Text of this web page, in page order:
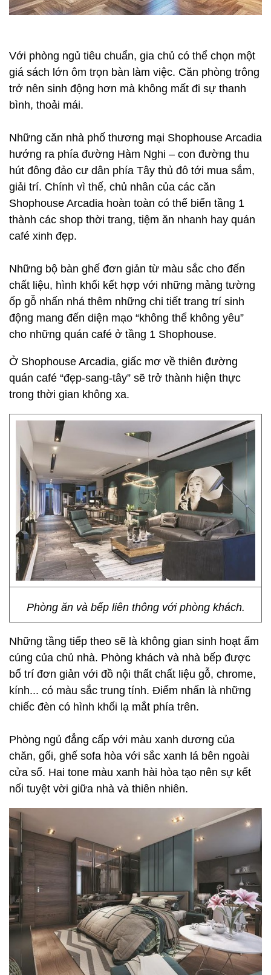
Với phòng ngủ tiêu chuẩn, gia chủ có thể chọn một
giá sách lớn ôm trọn bàn làm việc. Căn phòng trông
trở nên sinh động hơn mà không mất đi sự thanh
bình, thoải mái.
Những căn nhà phố thương mại Shophouse Arcadia
hướng ra phía đường Hàm Nghi – con đường thu
hút đông đảo cư dân phía Tây thủ đô tới mua sắm,
giải trí. Chính vì thế, chủ nhân của các căn
Shophouse Arcadia hoàn toàn có thể biến tầng 1
thành các shop thời trang, tiệm ăn nhanh hay quán
café xinh đẹp.
Những bộ bàn ghế đơn giản từ màu sắc cho đến
chất liệu, hình khối kết hợp với những mảng tường
ốp gỗ nhấn nhá thêm những chi tiết trang trí sinh
động mang đến diện mạo “không thể không yêu”
cho những quán café ở tầng 1 Shophouse.
Ở Shophouse Arcadia, giấc mơ về thiên đường
quán café “đẹp-sang-tây” sẽ trở thành hiện thực
trong thời gian không xa.
Phòng ăn và bếp liên thông với phòng khách.
Những tầng tiếp theo sẽ là không gian sinh hoạt ấm
cúng của chủ nhà. Phòng khách và nhà bếp được
bố trí đơn giản với đồ nội thất chất liệu gỗ, chrome,
kính... có màu sắc trung tính. Điểm nhấn là những
chiếc đèn có hình khối lạ mắt phía trên.
Phòng ngủ đẳng cấp với màu xanh dương của
chăn, gối, ghế sofa hòa với sắc xanh lá bên ngoài
cửa sổ. Hai tone màu xanh hài hòa tạo nên sự kết
nối tuyệt vời giữa nhà và thiên nhiên.